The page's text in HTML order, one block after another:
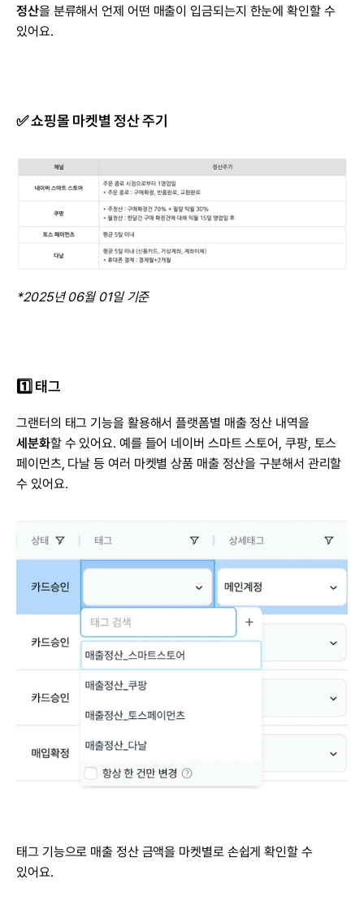
정산을 분류해서 언제 어떤 매출이 입금되는지 한눈에 확인할 수
있어요.
✅ 쇼핑몰 마켓별 정산 주기
*2025년 06월 01일 기준
1️⃣ 태그
그랜터의 태그 기능을 활용해서 플랫폼별 매출 정산 내역을
세분화할 수 있어요. 예를 들어 네이버 스마트 스토어, 쿠팡, 토스
페이먼츠, 다날 등 여러 마켓별 상품 매출 정산을 구분해서 관리할
수 있어요.
태그 기능으로 매출 정산 금액을 마켓별로 손쉽게 확인할 수
있어요.